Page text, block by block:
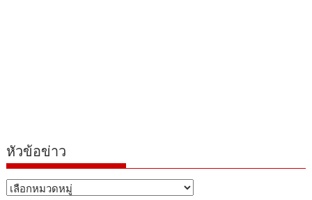
หัวข้อข่าว
หัวข้อ